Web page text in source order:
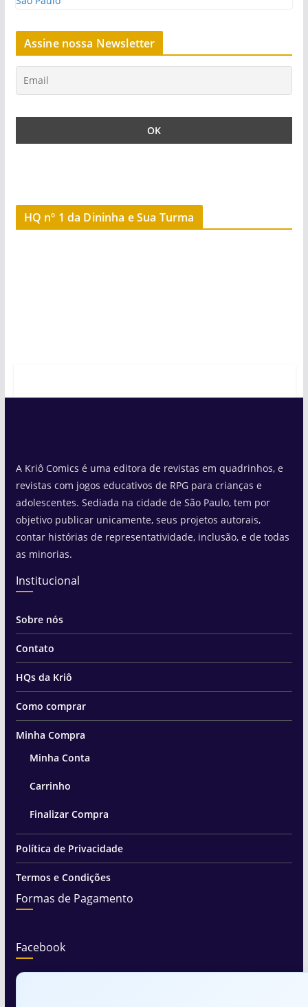
Assine nossa Newsletter
HQ nº 1 da Dininha e Sua Turma
A Kriô Comics é uma editora de revistas em quadrinhos, e
revistas com jogos educativos de RPG para crianças e
adolescentes. Sediada na cidade de São Paulo, tem por
objetivo publicar unicamente, seus projetos autorais,
contar histórias de representatividade, inclusão, e de todas
as minorias.
Institucional
Sobre nós
Contato
HQs da Kriô
Como comprar
Minha Compra
Minha Conta
Carrinho
Finalizar Compra
Política de Privacidade
Termos e Condições
Formas de Pagamento
Facebook